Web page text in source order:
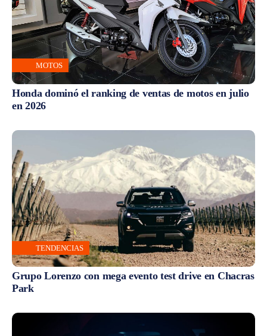
MOTOS
Honda dominó el ranking de ventas de motos en julio
en 2026
TENDENCIAS
Grupo Lorenzo con mega evento test drive en Chacras
Park